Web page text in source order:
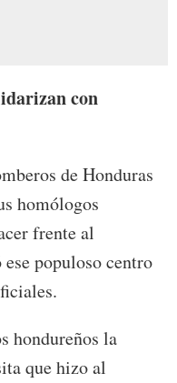
con
de Honduras
homólogos
frente al
populoso centro
hondureños la
que hizo al